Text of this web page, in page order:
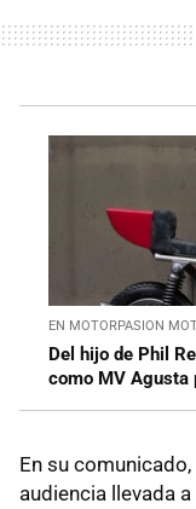
EN MOTORPASION
Del hijo de Phil
como MV Agusta
En su
audiencia llevada